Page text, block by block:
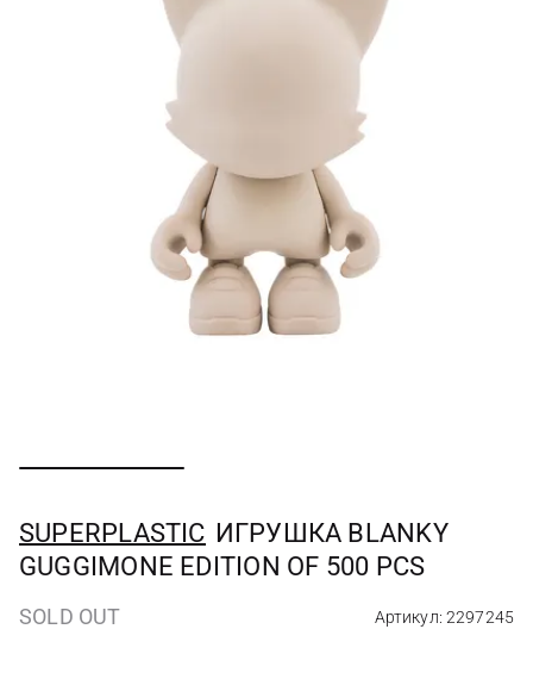
SUPERPLASTIC ИГРУШКА BLANKY
GUGGIMONE EDITION OF 500 PCS
SOLD OUT Артикул: 2297245